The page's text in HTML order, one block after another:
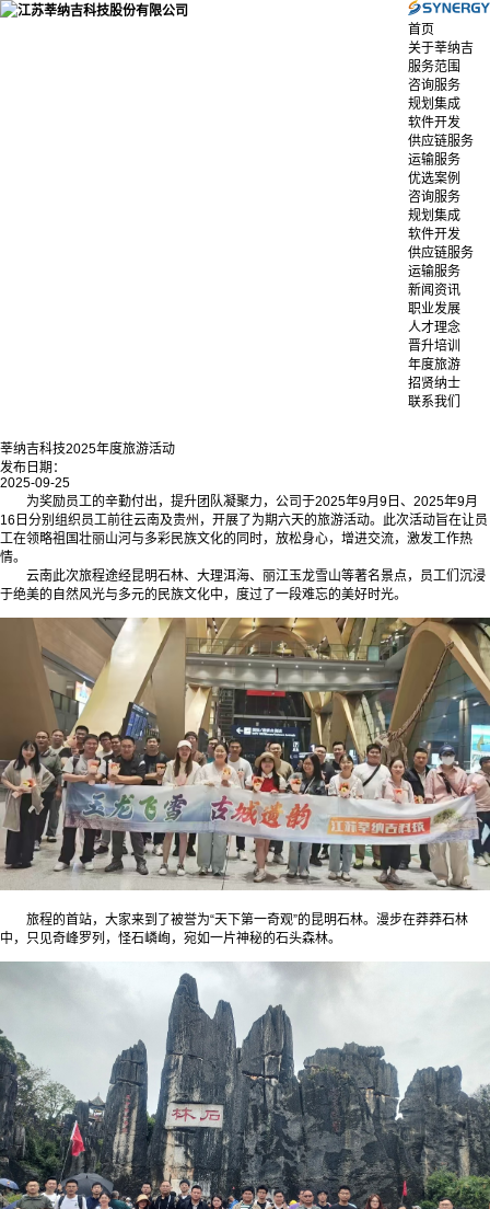
首页
关于莘纳吉
服务范围
咨询服务
规划集成
软件开发
供应链服务
运输服务
优选案例
咨询服务
规划集成
软件开发
供应链服务
运输服务
新闻资讯
职业发展
人才理念
晋升培训
年度旅游
招贤纳士
联系我们
莘纳吉科技2025年度旅游活动
发布日期：
2025-09-25
为奖励员工的辛勤付出，提升团队凝聚力，公司于2025年9月9日、2025年9月
16日分别组织员工前往云南及贵州，开展了为期六天的旅游活动。此次活动旨在让员
工在领略祖国壮丽山河与多彩民族文化的同时，放松身心，增进交流，激发工作热
情。
云南此次旅程途经昆明石林、大理洱海、丽江玉龙雪山等著名景点，员工们沉浸
于绝美的自然风光与多元的民族文化中，度过了一段难忘的美好时光。
旅程的首站，大家来到了被誉为“天下第一奇观”的昆明石林。漫步在莽莽石林
中，只见奇峰罗列，怪石嶙峋，宛如一片神秘的石头森林。